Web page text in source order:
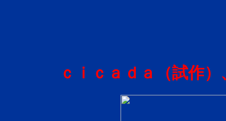
ｃｉｃａｄａ（試作